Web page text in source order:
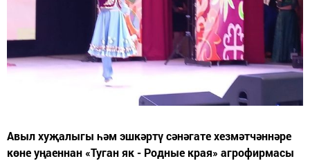
Авыл хуҗалыгы һәм эшкәртү сәнәгате хезмәтчәннәре
көне уңаеннан «Туган як - Родные края» агрофирмасы